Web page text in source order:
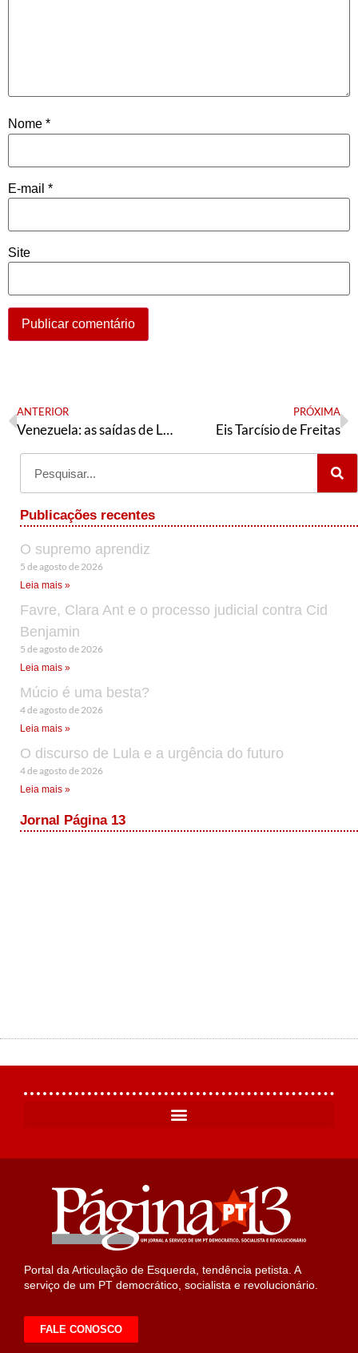
Nome *
E-mail *
Site
ANTERIOR
Venezuela: as saídas de Lula
PRÓXIMA
Eis Tarcísio de Freitas
Publicações recentes
O supremo aprendiz
5 de agosto de 2026
Leia mais »
Favre, Clara Ant e o processo judicial contra Cid
Benjamin
5 de agosto de 2026
Leia mais »
Múcio é uma besta?
4 de agosto de 2026
Leia mais »
O discurso de Lula e a urgência do futuro
4 de agosto de 2026
Leia mais »
Jornal Página 13
Portal da Articulação de Esquerda, tendência petista. A
serviço de um PT democrático, socialista e revolucionário.
FALE CONOSCO